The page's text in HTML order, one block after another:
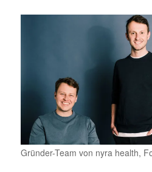
Gründer-Team von nyra health,